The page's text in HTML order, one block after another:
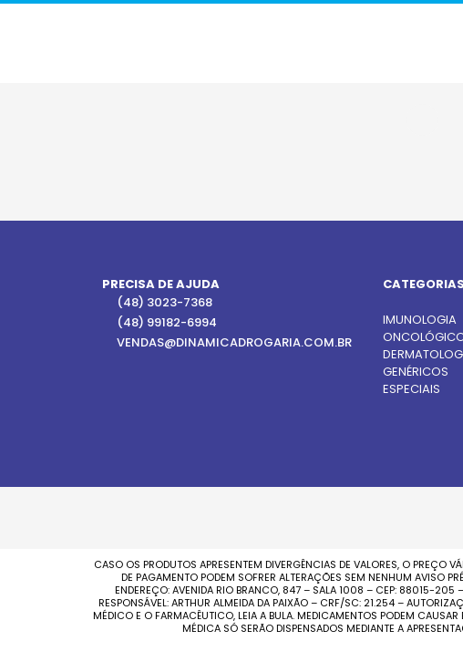
PRECISA DE AJUDA
(48) 3023-7368
(48) 99182-6994
VENDAS@DINAMICADROGARIA.COM.BR
CATEGORIAS
IMUNOLOGIA
GENÉRICOS
ESPECIAIS
CASO OS PRODUTOS APRESENTEM DIVERGÊNCIAS DE VALORES, O PREÇO
DE PAGAMENTO PODEM SOFRER ALTERAÇÕES SEM NENHUM AVISO
ENDEREÇO: AVENIDA RIO BRANCO, 847 – SALA 1008 – CEP: 88015-
RESPONSÁVEL: ARTHUR ALMEIDA DA PAIXÃO – CRF/SC: 21.254 –
MÉDICO E O FARMACÊUTICO, LEIA A BULA. MEDICAMENTOS PODEM
MÉDICA SÓ SERÃO DISPENSADOS MEDIANTE A